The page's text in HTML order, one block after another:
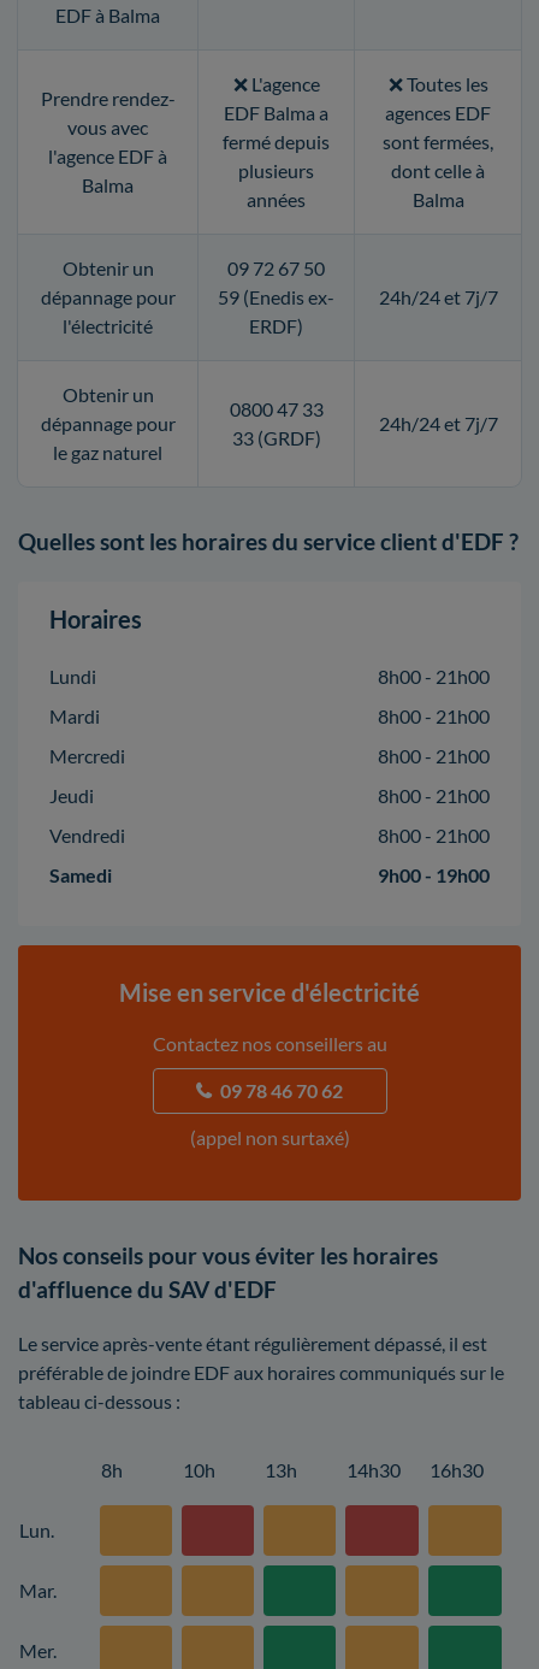
EDF à Balma
Prendre rendez-
vous avec
l'agence EDF à
Balma
❌ L'agence
EDF Balma a
fermé depuis
plusieurs
années
❌ Toutes les
agences EDF
sont fermées,
dont celle à
Balma
Obtenir un
dépannage pour
l'électricité
09 72 67 50
59 (Enedis ex-
ERDF)
24h/24 et 7j/7
Obtenir un
dépannage pour
le gaz naturel
0800 47 33
33 (GRDF)
24h/24 et 7j/7
Quelles sont les horaires du service client d'EDF ?
Horaires
Lundi
8h00 - 21h00
Mardi
8h00 - 21h00
Mercredi
8h00 - 21h00
Jeudi
8h00 - 21h00
Vendredi
8h00 - 21h00
Samedi
9h00 - 19h00
Mise en service d'électricité
Contactez nos conseillers au
09 78 46 70 62
(appel non surtaxé)
Nos conseils pour vous éviter les horaires
d'affluence du SAV d'EDF
Le service après-vente étant régulièrement dépassé, il est
préférable de joindre EDF aux horaires communiqués sur le
tableau ci-dessous :
8h 10h 13h 14h30 16h30
Lun.
Mar.
Mer.